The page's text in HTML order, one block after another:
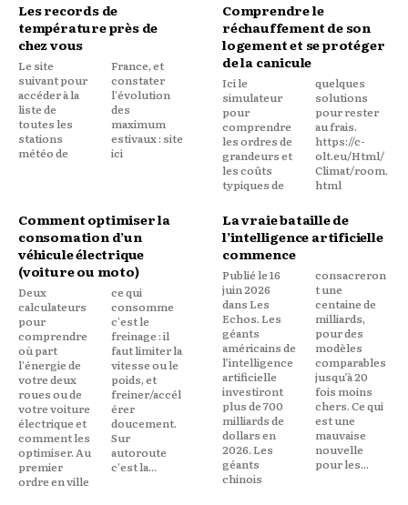
Les records de
température près de
chez vous
Le site
suivant pour
accéder à la
liste de
toutes les
stations
météo de
France, et
constater
l'évolution
des
maximum
estivaux : site
ici
Comprendre le
réchauffement de son
logement et se protéger
de la canicule
Ici le
simulateur
pour
comprendre
les ordres de
grandeurs et
les coûts
typiques de
quelques
solutions
pour rester
au frais.
https://c-
olt.eu/Html/
Climat/room.
html
Comment optimiser la
consomation d’un
véhicule électrique
(voiture ou moto)
Deux
calculateurs
pour
comprendre
où part
l'énergie de
votre deux
roues ou de
votre voiture
électrique et
comment les
optimiser. Au
premier
ordre en ville
ce qui
consomme
c'est le
freinage : il
faut limiter la
vitesse ou le
poids, et
freiner/accél
érer
doucement.
Sur
autoroute
c'est la...
La vraie bataille de
l’intelligence artificielle
commence
Publié le 16
juin 2026
dans Les
Echos. Les
géants
américains de
l’intelligence
artificielle
investiront
plus de 700
milliards de
dollars en
2026. Les
géants
chinois
consacreron
t une
centaine de
milliards,
pour des
modèles
comparables
jusqu’à 20
fois moins
chers. Ce qui
est une
mauvaise
nouvelle
pour les...